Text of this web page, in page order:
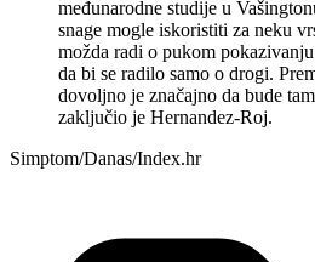
međunarodne studije u
snage mogle iskoristiti za neku
možda radi o pukom
da bi se radilo samo o drogi.
dovoljno je značajno da bude
zaključio je Hernandez-Roj.
Simptom/Danas/Index.hr